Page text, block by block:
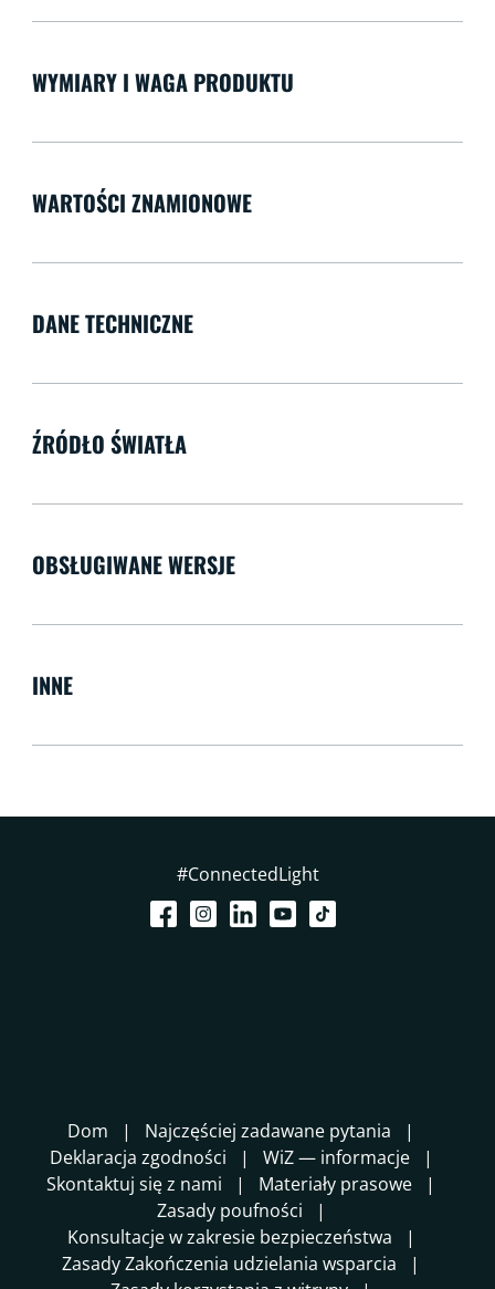
WYMIARY I WAGA PRODUKTU
WARTOŚCI ZNAMIONOWE
DANE TECHNICZNE
ŹRÓDŁO ŚWIATŁA
OBSŁUGIWANE WERSJE
INNE
#ConnectedLight
Dom
Najczęściej zadawane pytania
Deklaracja zgodności
WiZ — informacje
Skontaktuj się z nami
Materiały prasowe
Zasady poufności
Konsultacje w zakresie bezpieczeństwa
Zasady Zakończenia udzielania wsparcia